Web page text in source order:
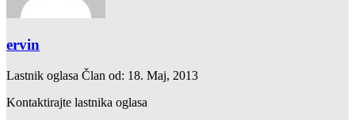
ervin
Lastnik oglasa Član od: 18. Maj, 2013
Kontaktirajte lastnika oglasa